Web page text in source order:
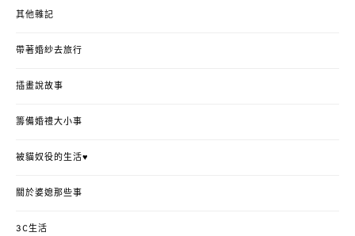
其他雜記
帶著婚紗去旅行
插畫說故事
籌備婚禮大小事
被貓奴役的生活♥
關於婆媳那些事
3C生活